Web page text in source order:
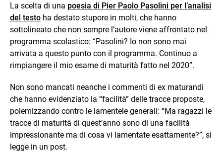
La scelta di una poesia di Pier Paolo Pasolini per l’analisi
del testo ha destato stupore in molti, che hanno
sottolineato che non sempre l’autore viene affrontato nel
programma scolastico: “Pasolini? Io non sono mai
arrivata a questo punto con il programma. Continuo a
rimpiangere il mio esame di maturità fatto nel 2020”.
Non sono mancati neanche i commenti di ex maturandi
che hanno evidenziato la “facilità” delle tracce proposte,
polemizzando contro le lamentele generali: “Ma ragazzi le
tracce di maturità di quest’anno sono di una facilità
impressionante ma di cosa vi lamentate esattamente?”, si
legge in un post.